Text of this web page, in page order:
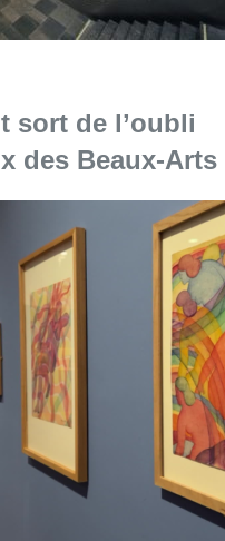
"Germaine Rimbout sort